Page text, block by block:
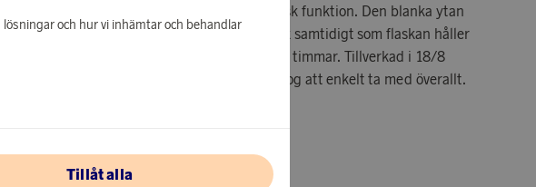
kombinerar ikonisk 50-talsdesign med praktisk funktion. Den blanka ytan
och präglade logotypen ger ett stilrent intryck samtidigt som flaskan håller
drycken kall i upp till 24 timmar och varm i 12 timmar. Tillverkad i 18/8
rostfritt stål, helt läckagesäker och kompakt nog att enkelt ta med överallt.
Rymmer 500 ml.
och hur vi inhämtar och behandlar
Tillåt alla